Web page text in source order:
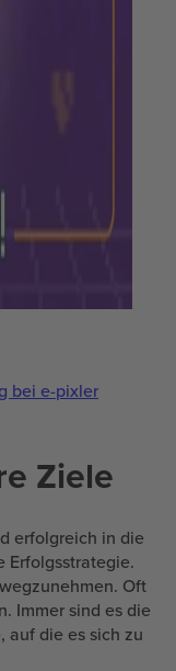
bei e-pixler
Ziele
erfolgreich in die
Erfolgsstrategie.
Oft
Immer sind es die
auf die es sich zu